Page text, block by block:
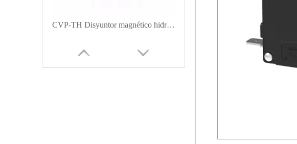
CVP-TH Disyuntor magnético hidráulico Actuador de manija larga con interruptor auxiliar y bus de tornillo M5 1P